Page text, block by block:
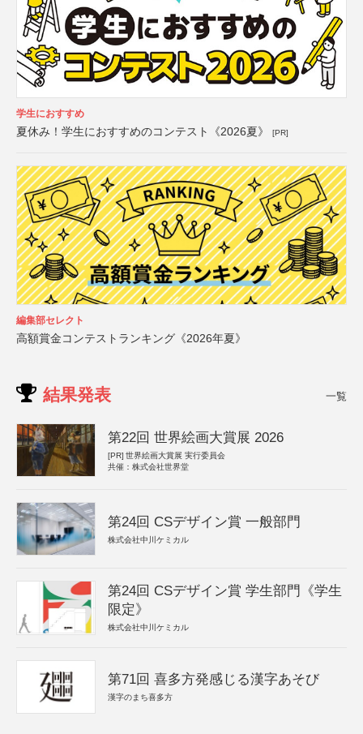
学生におすすめ
夏休み！学生におすすめのコンテスト《2026夏》 [PR]
編集部セレクト
高額賞金コンテストランキング《2026年夏》
結果発表 一覧
第22回 世界絵画大賞展 2026
[PR] 世界絵画大賞展 実行委員会
共催：株式会社世界堂
第24回 CSデザイン賞 一般部門
株式会社中川ケミカル
第24回 CSデザイン賞 学生部門《学生
限定》
株式会社中川ケミカル
第71回 喜多方発感じる漢字あそび
漢字のまち喜多方